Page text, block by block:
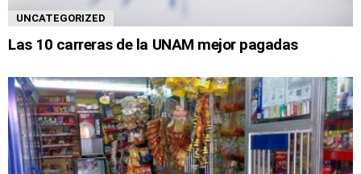
UNCATEGORIZED
Las 10 carreras de la UNAM mejor pagadas